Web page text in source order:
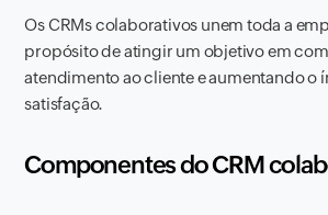
Os CRMs colaborativos unem toda a
propósito de atingir um objetivo em
atendimento ao cliente e aumentando o
satisfação.
Componentes do CRM